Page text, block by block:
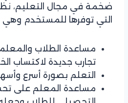
ضخمة في مجال التعليم،
التي توفرها للمستخدم وهي
مساعدة الطلاب
تجارب جديدة لاكتساب
التعلم بصورة أسرع
مساعدة المعلم على